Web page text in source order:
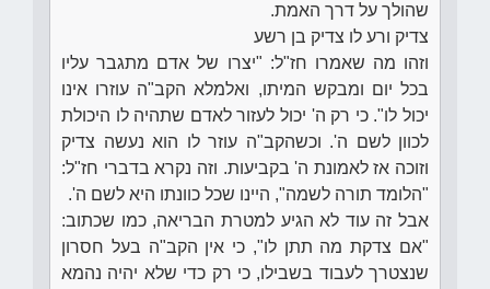
שהולך על דרך האמת.
צדיק ורע לו צדיק בן רשע
וזהו מה שאמרו חז"ל: "יצרו של אדם מתגבר עליו
בכל יום ומבקש המיתו, ואלמלא הקב"ה עוזרו אינו
יכול לו". כי רק ה' יכול לעזור לאדם שתהיה לו היכולת
לכוון לשם ה'. וכשהקב"ה עוזר לו הוא נעשה צדיק
וזוכה אז לאמונת ה' בקביעות. וזה נקרא בדברי חז"ל:
"הלומד תורה לשמה", היינו שכל כוונתו היא לשם ה'.
אבל זה עוד לא הגיע למטרת הבריאה, כמו שכתוב:
"אם צדקת מה תתן לו", כי אין הקב"ה בעל חסרון
שנצטרך לעבוד בשבילו, כי רק כדי שלא יהיה נהמא